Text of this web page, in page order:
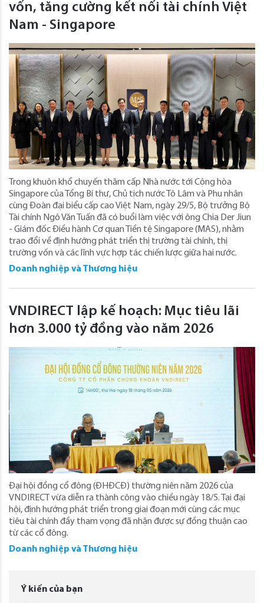
vốn, tăng cường kết nối tài chính Việt
Nam - Singapore
Trong khuôn khổ chuyến thăm cấp Nhà nước tới Cộng hòa
Singapore của Tổng Bí thư, Chủ tịch nước Tô Lâm và Phu nhân
cùng Đoàn đại biểu cấp cao Việt Nam, ngày 29/5, Bộ trưởng Bộ
Tài chính Ngô Văn Tuấn đã có buổi làm việc với ông Chia Der Jiun
- Giám đốc Điều hành Cơ quan Tiền tệ Singapore (MAS), nhằm
trao đổi về định hướng phát triển thị trường tài chính, thị
trường vốn và các lĩnh vực hợp tác chiến lược giữa hai nước.
Doanh nghiệp và Thương hiệu
VNDIRECT lập kế hoạch: Mục tiêu lãi
hơn 3.000 tỷ đồng vào năm 2026
Đại hội đồng cổ đông (ĐHĐCĐ) thường niên năm 2026 của
VNDIRECT vừa diễn ra thành công vào chiều ngày 18/5. Tại đại
hội, định hướng phát triển trong giai đoạn mới cùng các mục
tiêu tài chính đầy tham vọng đã nhận được sự đồng thuận cao
từ các cổ đông.
Doanh nghiệp và Thương hiệu
Ý kiến của bạn